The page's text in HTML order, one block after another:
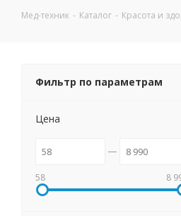
Мед-техник - Каталог - Красота и
Фильтр по параметрам
Цена
58 8